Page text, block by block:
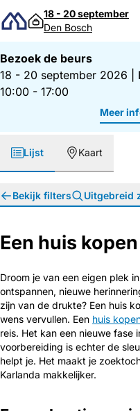
Direct naar inhoud
18 - 20 september
Den Bosch
Bezoek de beurs
18 - 20 september 2026
10:00 - 17:00
Meer
Lijst Kaart
Bekijk filters Uitgebreid
Een huis
Droom je van een eigen plek in
ontspannen, nieuwe
zijn van de drukte? Een huis
wens vervullen. Een huis
reis. Het kan een nieuwe fase
voorbereiding is echter de
helpt je. Het maakt je
Karlanda makkelijker.